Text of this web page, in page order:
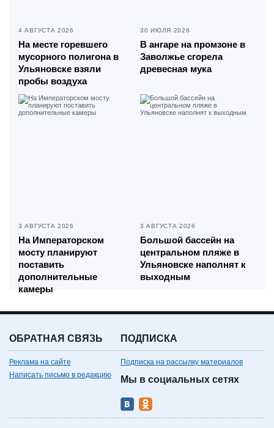
4 АВГУСТА 2026
На месте горевшего
мусорного полигона в
Ульяновске взяли
пробы воздуха
30 ИЮЛЯ 2026
В ангаре на промзоне в
Заволжье сгорела
древесная мука
3 АВГУСТА 2026
На Императорском
мосту планируют
поставить
дополнительные
камеры
3 АВГУСТА 2026
Большой бассейн на
центральном пляже в
Ульяновске наполнят к
выходным
ОБРАТНАЯ СВЯЗЬ
Реклама на сайте
Написать письмо в редакцию
ПОДПИСКА
Подписка на рассылку материалов
Мы в социальных сетях